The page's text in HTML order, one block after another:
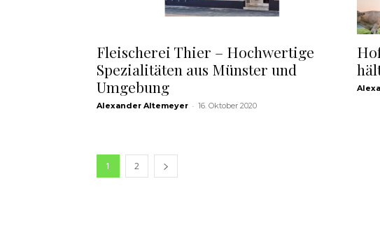
Fleischerei Thier – Hochwertige
Spezialitäten aus Münster und
Umgebung
Alexander Altemeyer - 16. Oktober 2020
1 2